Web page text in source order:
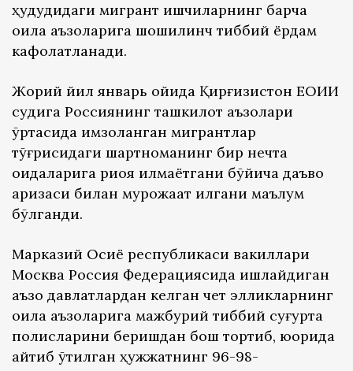
ҳудудидаги мигрант ишчиларнинг барча
оила аъзоларига шошилинч тиббий ёрдам
кафолатланади.
Жорий йил январь ойида Қирғизистон ЕОИИ
судига Россиянинг ташкилот аъзолари
ўртасида имзоланган мигрантлар
тўғрисидаги шартноманинг бир нечта
қоидаларига риоя қилмаётгани бўйича даъво
аризаси билан мурожаат қилгани маълум
бўлганди.
Марказий Осиё республикаси вакиллари
Москва Россия Федерациясида ишлайдиган
аъзо давлатлардан келган чет элликларнинг
оила аъзоларига мажбурий тиббий суғурта
полисларини беришдан бош тортиб, юқорида
айтиб ўтилган ҳужжатнинг 96-98-